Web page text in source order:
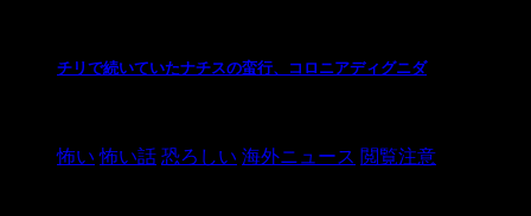
チリで続いていたナチスの蛮行、コロニアディグニダ
怖い 怖い話 恐ろしい 海外ニュース 閲覧注意